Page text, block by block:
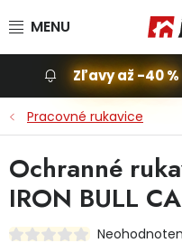
Slevoakce
Stavba, dom
Dielňa
Zľavy až -40 %
Pracovné rukavice
Ochranné
IRON BULL